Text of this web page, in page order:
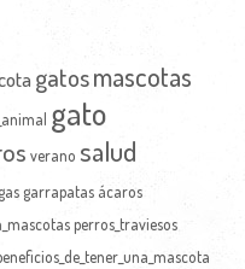
gatosmascotas
gato
verano salud
garrapatas ácaros
perros_traviesos